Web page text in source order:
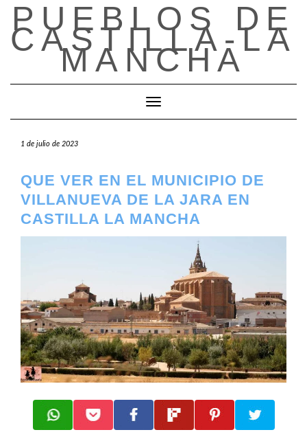
Saltar
contenido
PUEBLOS DE
CASTILLA-LA
MANCHA
Cambiar modo de navegación
1 de julio de 2023
QUE VER EN EL MUNICIPIO DE
VILLANUEVA DE LA JARA EN
CASTILLA LA MANCHA